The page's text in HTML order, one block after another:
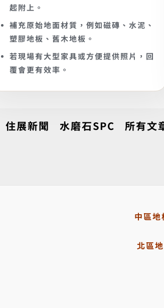
起附上。
補充原始地面材質，例如磁磚、水泥、
塑膠地板、舊木地板。
若現場有大型家具或方便提供照片，回
覆會更有效率。
住展新聞 水磨石SPC 所有文
中區地
北區